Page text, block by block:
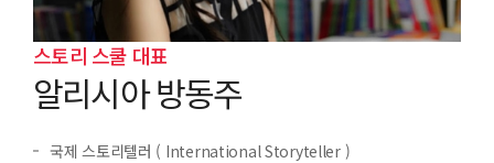
스토리 스쿨 대표
알리시아 방동주
국제 스토리텔러 ( International Storyteller )